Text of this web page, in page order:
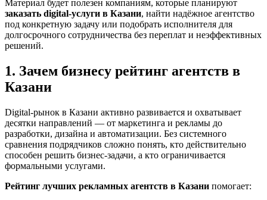
Материал будет полезен компаниям, которые планируют
заказать digital-услуги в Казани, найти надёжное агентство
под конкретную задачу или подобрать исполнителя для
долгосрочного сотрудничества без переплат и неэффективных
решений.
1. Зачем бизнесу рейтинг агентств в
Казани
Digital-рынок в Казани активно развивается и охватывает
десятки направлений — от маркетинга и рекламы до
разработки, дизайна и автоматизации. Без системного
сравнения подрядчиков сложно понять, кто действительно
способен решить бизнес-задачи, а кто ограничивается
формальными услугами.
Рейтинг лучших рекламных агентств в Казани помогает: